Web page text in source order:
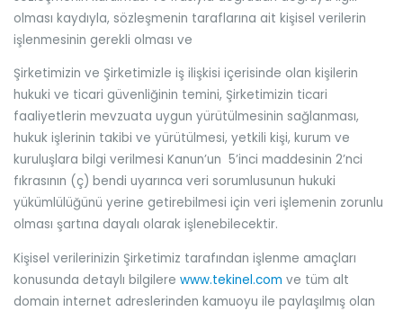
olması kaydıyla, sözleşmenin taraflarına ait kişisel verilerin
işlenmesinin gerekli olması ve
Şirketimizin ve Şirketimizle iş ilişkisi içerisinde olan kişilerin
hukuki ve ticari güvenliğinin temini, Şirketimizin ticari
faaliyetlerin mevzuata uygun yürütülmesinin sağlanması,
hukuk işlerinin takibi ve yürütülmesi, yetkili kişi, kurum ve
kuruluşlara bilgi verilmesi Kanun’un 5’inci maddesinin 2’nci
fıkrasının (ç) bendi uyarınca veri sorumlusunun hukuki
yükümlülüğünü yerine getirebilmesi için veri işlemenin zorunlu
olması şartına dayalı olarak işlenebilecektir.
Kişisel verilerinizin Şirketimiz tarafından işlenme amaçları
konusunda detaylı bilgilere www.tekinel.com ve tüm alt
domain internet adreslerinden kamuoyu ile paylaşılmış olan